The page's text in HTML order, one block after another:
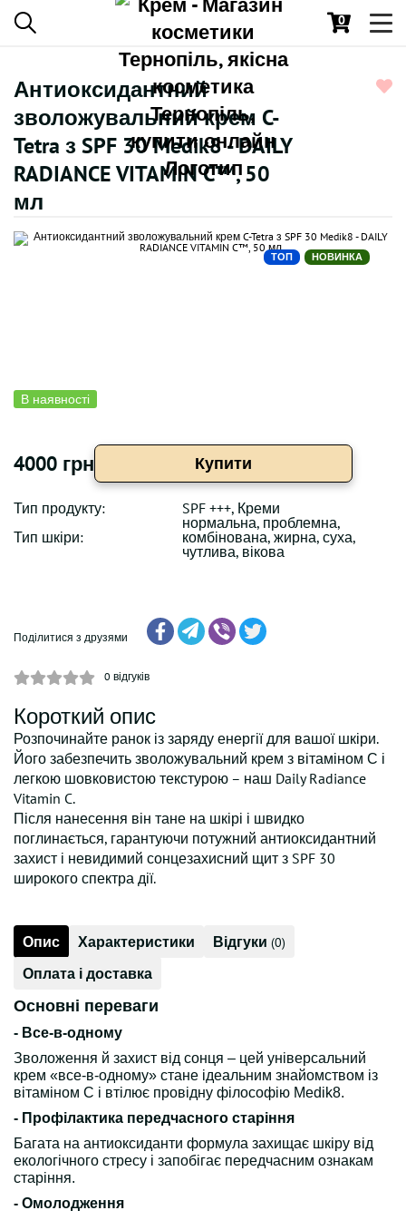
0
Антиоксидантний
зволожувальний крем C-
Tetra з SPF 30 Medik8 - DAILY
RADIANCE VITAMIN C™, 50
мл
ТОП НОВИНКА
В наявності
4000 грн Купити
Тип продукту:
SPF +++, Креми
Тип шкіри:
нормальна, проблемна,
комбінована, жирна, суха,
чутлива, вікова
Поділитися з друзями
0 відгуків
Короткий опис
Розпочинайте ранок із заряду енергії для вашої шкіри.
Його забезпечить зволожувальний крем з вітаміном С і
легкою шовковистою текстурою – наш Daily Radiance
Vitamin C.
Після нанесення він тане на шкірі і швидко
поглинається, гарантуючи потужний антиоксидантний
захист і невидимий сонцезахисний щит з SPF 30
широкого спектра дії.
Опис Характеристики Відгуки (0)
Оплата і доставка
Основні переваги
- Все-в-одному
Зволоження й захист від сонця – цей універсальний
крем «все-в-одному» стане ідеальним знайомством із
вітаміном С і втілює провідну філософію Medik8.
- Профілактика передчасного старіння
Багата на антиоксиданти формула захищає шкіру від
екологічного стресу і запобігає передчасним ознакам
старіння.
- Омолодження